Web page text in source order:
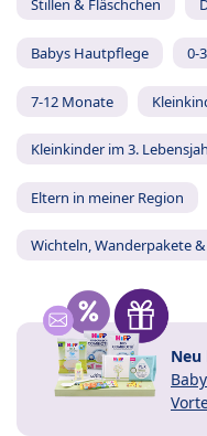
Stillen & Fläschchen
Babys Hautpflege 0-
7-12 Monate
Kleinkinder im 3.
Eltern in meiner Region
Wichteln, Wanderpakete
Neu